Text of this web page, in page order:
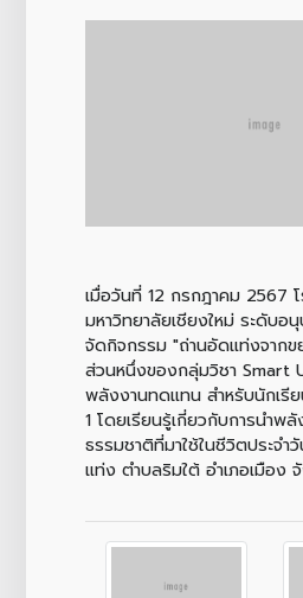
เมื่อวันที่ 12 กรกฎาคม 2567
มหาวิทยาลัยเชียงใหม่ ระดับอ
จัดกิจกรรม "ถ่านอัดแท่งจากข
ส่วนหนึ่งของกลุ่มวิชา Smart
พลังงานทดแทน สำหรับนักเรี
1 โดยเรียนรู้เกี่ยวกับการนำพ
ธรรมชาติที่มาใช้ในชีวิตประจ
แท่ง ตำบลริมใต้ อำเภอเมือง